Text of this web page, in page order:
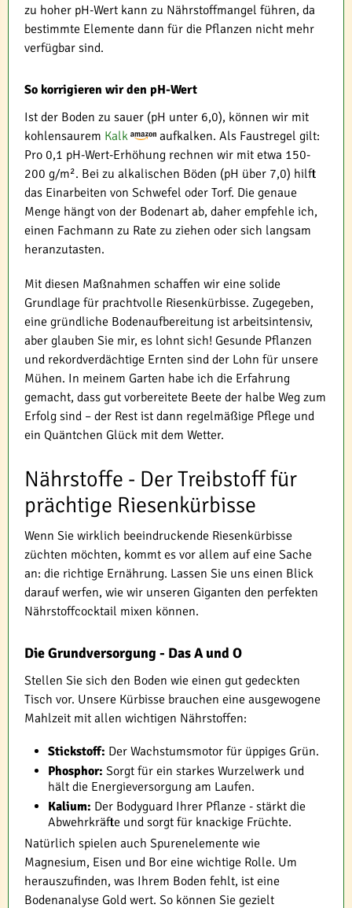
zu hoher pH-Wert kann zu Nährstoffmangel führen, da
bestimmte Elemente dann für die Pflanzen nicht mehr
verfügbar sind.
So korrigieren wir den pH-Wert
Ist der Boden zu sauer (pH unter 6,0), können wir mit
kohlensaurem Kalk
aufkalken. Als Faustregel gilt:
Pro 0,1 pH-Wert-Erhöhung rechnen wir mit etwa 150-
200 g/m². Bei zu alkalischen Böden (pH über 7,0) hilft
das Einarbeiten von Schwefel oder Torf. Die genaue
Menge hängt von der Bodenart ab, daher empfehle ich,
einen Fachmann zu Rate zu ziehen oder sich langsam
heranzutasten.
Mit diesen Maßnahmen schaffen wir eine solide
Grundlage für prachtvolle Riesenkürbisse. Zugegeben,
eine gründliche Bodenaufbereitung ist arbeitsintensiv,
aber glauben Sie mir, es lohnt sich! Gesunde Pflanzen
und rekordverdächtige Ernten sind der Lohn für unsere
Mühen. In meinem Garten habe ich die Erfahrung
gemacht, dass gut vorbereitete Beete der halbe Weg zum
Erfolg sind – der Rest ist dann regelmäßige Pflege und
ein Quäntchen Glück mit dem Wetter.
Nährstoffe - Der Treibstoff für
prächtige Riesenkürbisse
Wenn Sie wirklich beeindruckende Riesenkürbisse
züchten möchten, kommt es vor allem auf eine Sache
an: die richtige Ernährung. Lassen Sie uns einen Blick
darauf werfen, wie wir unseren Giganten den perfekten
Nährstoffcocktail mixen können.
Die Grundversorgung - Das A und O
Stellen Sie sich den Boden wie einen gut gedeckten
Tisch vor. Unsere Kürbisse brauchen eine ausgewogene
Mahlzeit mit allen wichtigen Nährstoffen:
Stickstoff: Der Wachstumsmotor für üppiges Grün.
Phosphor: Sorgt für ein starkes Wurzelwerk und
hält die Energieversorgung am Laufen.
Kalium: Der Bodyguard Ihrer Pflanze - stärkt die
Abwehrkräfte und sorgt für knackige Früchte.
Natürlich spielen auch Spurenelemente wie
Magnesium, Eisen und Bor eine wichtige Rolle. Um
herauszufinden, was Ihrem Boden fehlt, ist eine
Bodenanalyse Gold wert. So können Sie gezielt